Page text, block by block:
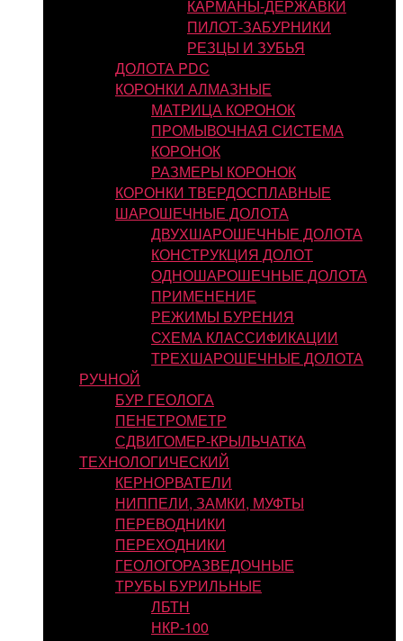
КАРМАНЫ-ДЕРЖАВКИ
ПИЛОТ-ЗАБУРНИКИ
РЕЗЦЫ И ЗУБЬЯ
ДОЛОТА PDC
КОРОНКИ АЛМАЗНЫЕ
МАТРИЦА КОРОНОК
ПРОМЫВОЧНАЯ СИСТЕМА
КОРОНОК
РАЗМЕРЫ КОРОНОК
КОРОНКИ ТВЕРДОСПЛАВНЫЕ
ШАРОШЕЧНЫЕ ДОЛОТА
ДВУХШАРОШЕЧНЫЕ ДОЛОТА
КОНСТРУКЦИЯ ДОЛОТ
ОДНОШАРОШЕЧНЫЕ ДОЛОТА
ПРИМЕНЕНИЕ
РЕЖИМЫ БУРЕНИЯ
СХЕМА КЛАССИФИКАЦИИ
ТРЕХШАРОШЕЧНЫЕ ДОЛОТА
РУЧНОЙ
БУР ГЕОЛОГА
ПЕНЕТРОМЕТР
СДВИГОМЕР-КРЫЛЬЧАТКА
ТЕХНОЛОГИЧЕСКИЙ
КЕРНОРВАТЕЛИ
НИППЕЛИ, ЗАМКИ, МУФТЫ
ПЕРЕВОДНИКИ
ПЕРЕХОДНИКИ
ГЕОЛОГОРАЗВЕДОЧНЫЕ
ТРУБЫ БУРИЛЬНЫЕ
ЛБТН
НКР-100